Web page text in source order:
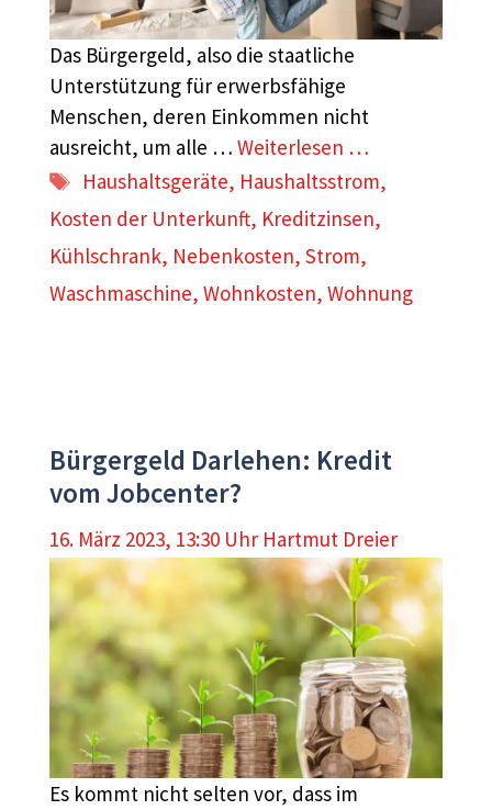
Das Bürgergeld, also die staatliche
Unterstützung für erwerbsfähige
Menschen, deren Einkommen nicht
ausreicht, um alle … Weiterlesen …
Schlagwörter
Haushaltsgeräte, Haushaltsstrom,
Kosten der Unterkunft, Kreditzinsen,
Kühlschrank, Nebenkosten, Strom,
Waschmaschine, Wohnkosten, Wohnung
Bürgergeld Darlehen: Kredit
vom Jobcenter?
16. März 2023, 13:30 Uhr Hartmut Dreier
Es kommt nicht selten vor, dass im